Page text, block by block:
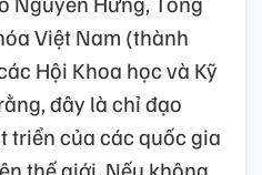
Việt Nam (thành
Hội Khoa học và Kỹ
đây là chỉ đạo
triển của các quốc gia